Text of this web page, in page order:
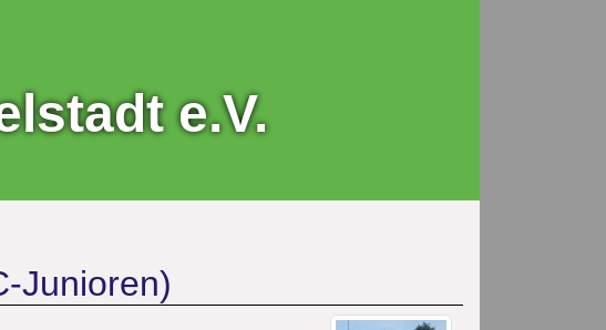
e.V.
Junioren)